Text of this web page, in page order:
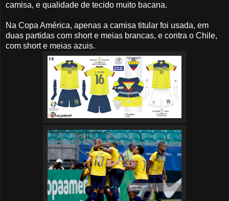
camisa, e qualidade de tecido muito bacana.
Na Copa América, apenas a camisa titular foi usada, em
duas partidas com short e meias brancas, e contra o Chile,
com short e meias azuis.